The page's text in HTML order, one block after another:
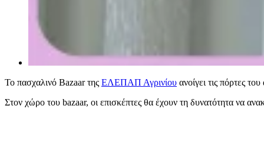
Το πασχαλινό Bazaar της ΕΛΕΠΑΠ Αγρινίου ανοίγει τις πόρτες
Στον χώρο του bazaar, οι επισκέπτες θα έχουν τη δυνατότητα να